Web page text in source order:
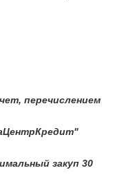
перечислением
закуп 30